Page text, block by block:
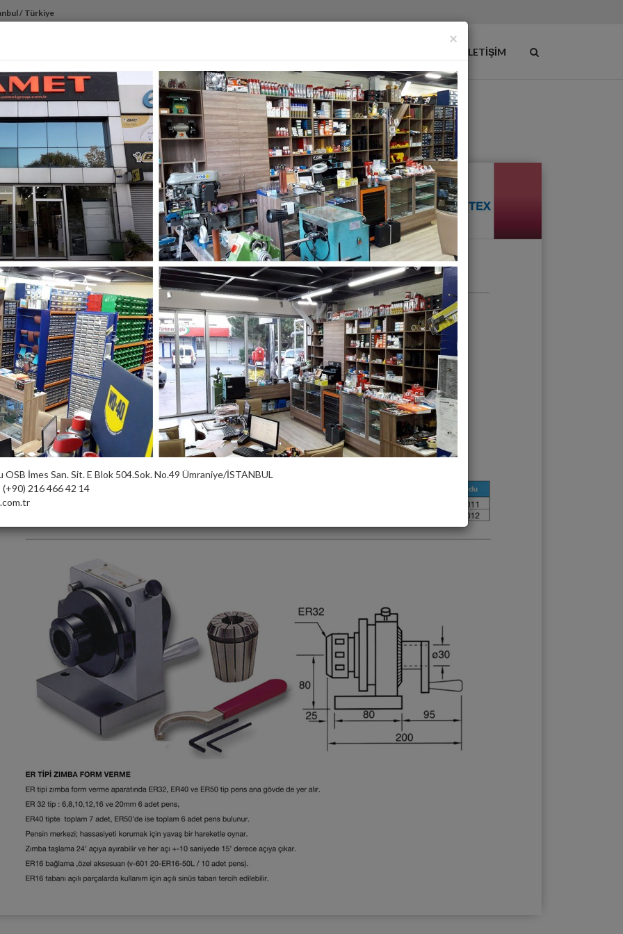
/ Türkiye
İLETIŞIM
Aparatları ve Zimba Form Verme Aparatı
×
OSB İmes San. Sit. E Blok 504.Sok. No.49 Ümraniye/İSTANBUL
(+90) 216 466 42 14